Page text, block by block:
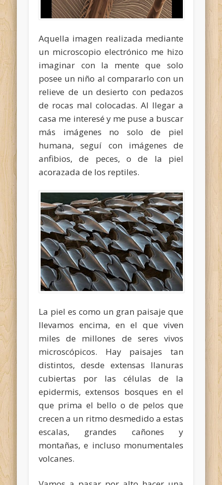
Aquella imagen realizada mediante
un microscopio electrónico me hizo
imaginar con la mente que solo
posee un niño al compararlo con un
relieve de un desierto con pedazos
de rocas mal colocadas. Al llegar a
casa me interesé y me puse a buscar
más imágenes no solo de piel
humana, seguí con imágenes de
anfibios, de peces, o de la piel
acorazada de los reptiles.
La piel es como un gran paisaje que
llevamos encima, en el que viven
miles de millones de seres vivos
microscópicos. Hay paisajes tan
distintos, desde extensas llanuras
cubiertas por las células de la
epidermis, extensos bosques en el
que prima el bello o de pelos que
crecen a un ritmo desmedido a estas
escalas, grandes cañones y
montañas, e incluso monumentales
volcanes.